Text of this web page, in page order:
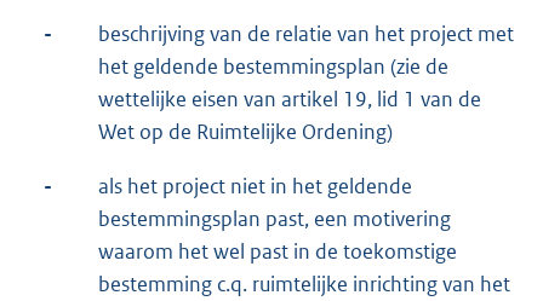
-
beschrijving van de relatie van het project met
het geldende bestemmingsplan (zie de
wettelijke eisen van artikel 19, lid 1 van de
Wet op de Ruimtelijke Ordening)
-
als het project niet in het geldende
bestemmingsplan past, een motivering
waarom het wel past in de toekomstige
bestemming c.q. ruimtelijke inrichting van het